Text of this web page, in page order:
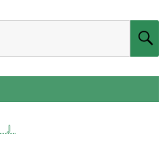
』